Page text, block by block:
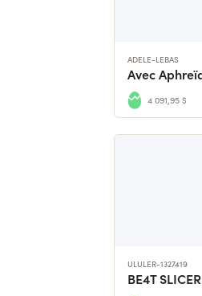
ADELE-LEBAS
4 091,95 $
ULULER-1327419
BE4T SLICER